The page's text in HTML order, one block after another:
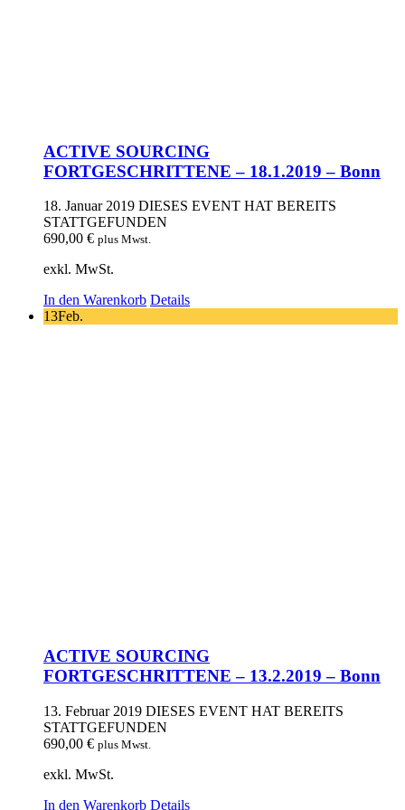
ACTIVE SOURCING
FORTGESCHRITTENE – 18.1.2019 – Bonn
18. Januar 2019 DIESES EVENT HAT BEREITS
STATTGEFUNDEN
690,00 € plus Mwst.
exkl. MwSt.
In den Warenkorb Details
13Feb.
ACTIVE SOURCING
FORTGESCHRITTENE – 13.2.2019 – Bonn
13. Februar 2019 DIESES EVENT HAT BEREITS
STATTGEFUNDEN
690,00 € plus Mwst.
exkl. MwSt.
In den Warenkorb Details